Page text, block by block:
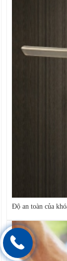
Độ an toàn của